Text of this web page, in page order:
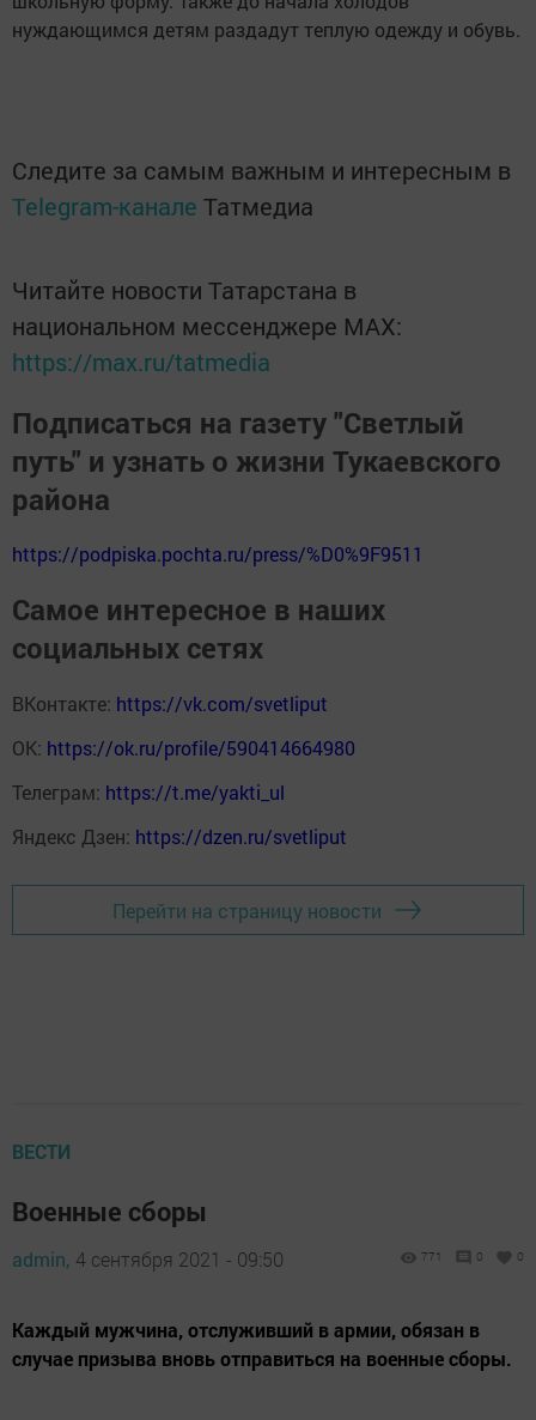
нуждающимся детям раздадут теплую одежду и обувь.
Следите за самым важным и интересным в
Telegram-канале Татмедиа
Читайте новости Татарстана в
национальном мессенджере MАХ:
https://max.ru/tatmedia
Подписаться на газету "Светлый
путь" и узнать о жизни Тукаевского
района
https://podpiska.pochta.ru/press/%D0%9F9511
Самое интересное в наших
социальных сетях
ВКонтакте: https://vk.com/svetliput
ОК: https://ok.ru/profile/590414664980
Телеграм: https://t.me/yakti_ul
Яндекс Дзен: https://dzen.ru/svetliput
Перейти на страницу новости
ВЕСТИ
Военные сборы
admin, 4 сентября 2021 - 09:50 771 0 0
Каждый мужчина, отслуживший в армии, обязан в
случае призыва вновь отправиться на военные сборы.